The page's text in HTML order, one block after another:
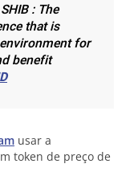
: The
that is
for
benefit
usar a
token de preço de